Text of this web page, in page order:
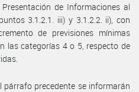
de Informaciones al
3.1.2.1. iii) y 3.1.2.2. ii), con
de previsiones mínimas
las categorías 4 o 5, respecto de
precedente se informarán